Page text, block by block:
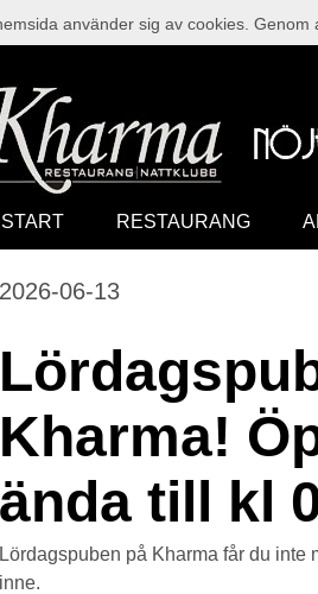
START RESTAURANG
2026-06-13
Kharma!
ända till kl
Lördagspuben på Kharma får du inte
inne.
använder sig av cookies.